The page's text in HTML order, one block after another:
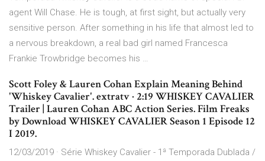
agent Will Chase. He is tough, at first sight, but actually very
sensitive person. After something in his life that almost led to
a nervous breakdown, a real bad girl named Francesca
Frankie Trowbridge becomes his …
Scott Foley & Lauren Cohan Explain Meaning Behind
'Whiskey Cavalier'. extratv · 2:19 WHISKEY CAVALIER
Trailer | Lauren Cohan ABC Action Series. Film Freaks
by Download WHISKEY CAVALIER Season 1 Episode 12
I 2019.
12/03/2019 · Série Whiskey Cavalier - 1ª Temporada Dublada /